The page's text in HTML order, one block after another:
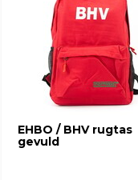
EHBO / BHV rugtas
gevuld